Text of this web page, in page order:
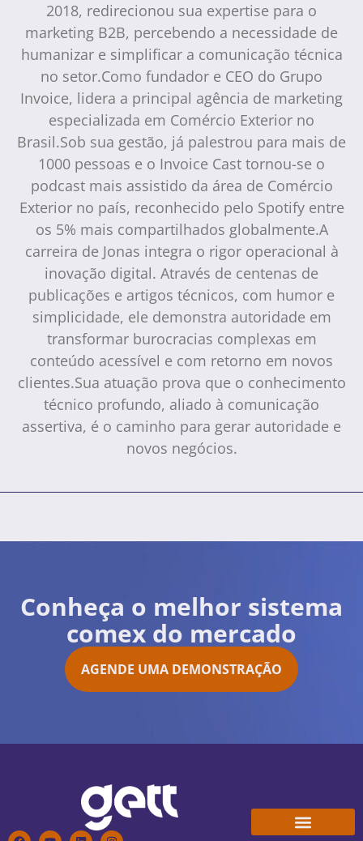
2018, redirecionou sua expertise para o
marketing B2B, percebendo a necessidade de
humanizar e simplificar a comunicação técnica
no setor.Como fundador e CEO do Grupo
Invoice, lidera a principal agência de marketing
especializada em Comércio Exterior no
Brasil.Sob sua gestão, já palestrou para mais de
1000 pessoas e o Invoice Cast tornou-se o
podcast mais assistido da área de Comércio
Exterior no país, reconhecido pelo Spotify entre
os 5% mais compartilhados globalmente.A
carreira de Jonas integra o rigor operacional à
inovação digital. Através de centenas de
publicações e artigos técnicos, com humor e
simplicidade, ele demonstra autoridade em
transformar burocracias complexas em
conteúdo acessível e com retorno em novos
clientes.Sua atuação prova que o conhecimento
técnico profundo, aliado à comunicação
assertiva, é o caminho para gerar autoridade e
novos negócios.
Conheça o melhor sistema
comex do mercado
AGENDE UMA DEMONSTRAÇÃO